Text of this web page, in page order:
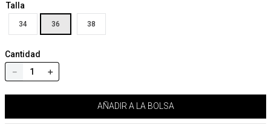
Talla
34 36 38
Cantidad
＋
－
AÑADIR A LA BOLSA